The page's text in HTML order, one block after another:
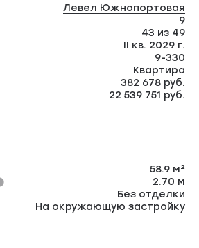
Левел Южнопортовая
9
43 из 49
II кв. 2029 г.
9-330
Квартира
382 678 руб.
22 539 751 руб.
58.9 м²
2.70 м
Без отделки
На окружающую застройку